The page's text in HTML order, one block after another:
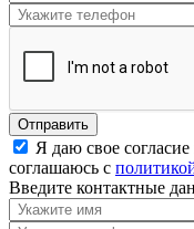
Я даю свое
соглашаюсь с
Введите контактные